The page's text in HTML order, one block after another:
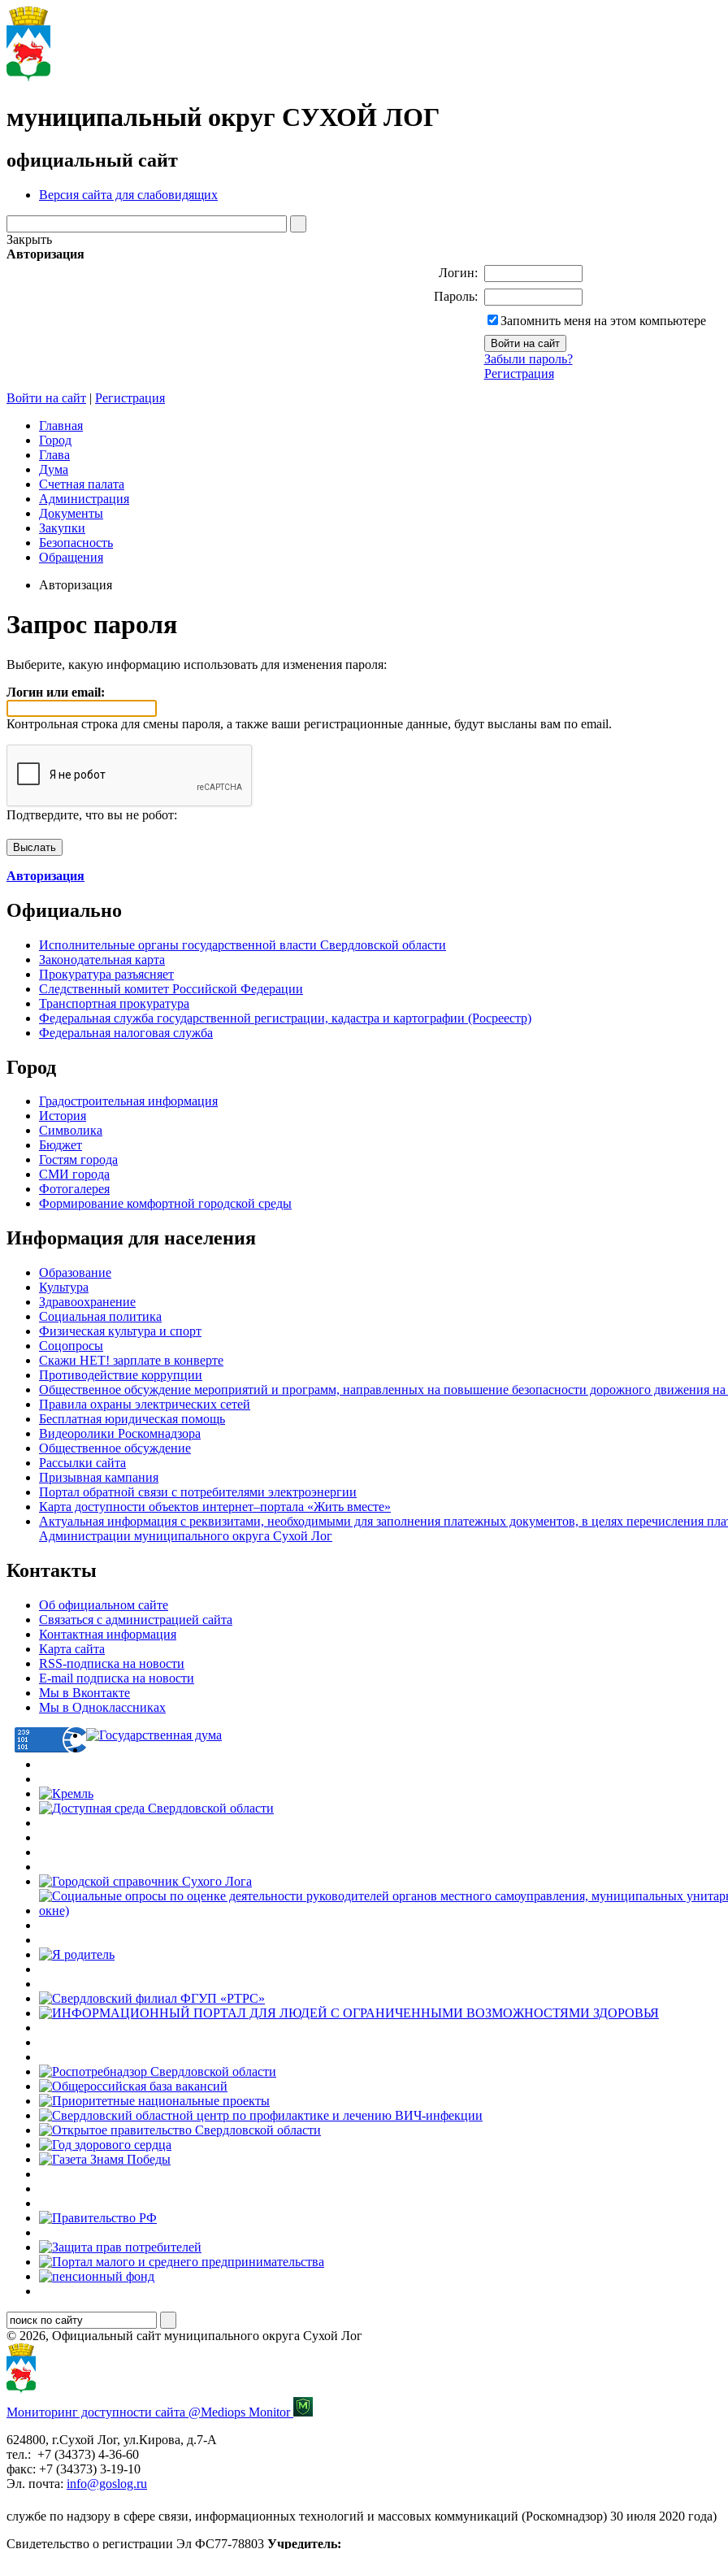
муниципальный округ СУХОЙ ЛОГ
официальный сайт
Версия сайта для слабовидящих
Закрыть
Авторизация
Логин:
Пароль:
Запомнить меня на этом компьютере
Забыли пароль?
Регистрация
Войти на сайт | Регистрация
Главная
Город
Глава
Дума
Счетная палата
Администрация
Документы
Закупки
Безопасность
Обращения
Авторизация
Запрос пароля
Выберите, какую информацию использовать для изменения пароля:
Логин или email:
Контрольная строка для смены пароля, а также ваши регистрационные данные, будут высланы вам по email.
Подтвердите, что вы не робот:
Авторизация
Официально
Исполнительные органы государственной власти Свердловской области
Законодательная карта
Прокуратура разъясняет
Следственный комитет Российской Федерации
Транспортная прокуратура
Федеральная служба государственной регистрации, кадастра и картографии (Росреестр)
Федеральная налоговая служба
Город
Градостроительная информация
История
Символика
Бюджет
Гостям города
СМИ города
Фотогалерея
Формирование комфортной городской среды
Информация для населения
Образование
Культура
Здравоохранение
Социальная политика
Физическая культура и спорт
Соцопросы
Скажи НЕТ! зарплате в конверте
Противодействие коррупции
Общественное обсуждение мероприятий и программ, направленных на повышение безопасности дорожного движения на
Правила охраны электрических сетей
Бесплатная юридическая помощь
Видеоролики Роскомнадзора
Общественное обсуждение
Рассылки сайта
Призывная кампания
Портал обратной связи с потребителями электроэнергии
Карта доступности объектов интернет–портала «Жить вместе»
Актуальная информация с реквизитами, необходимыми для заполнения платежных документов, в целях перечисления
Администрации муниципального округа Сухой Лог
Контакты
Об официальном сайте
Связаться с администрацией сайта
Контактная информация
Карта сайта
RSS-подписка на новости
E-mail подписка на новости
Мы в Вконтакте
Мы в Одноклассниках
© 2026, Официальный сайт муниципального округа Сухой Лог
Мониторинг доступности сайта @Mediops Monitor
624800, г.Сухой Лог, ул.Кирова, д.7-А
тел.: +7 (34373) 4-36-60
факс: +7 (34373) 3-19-10
Эл. почта: info@goslog.ru
службе по надзору в сфере связи, информационных технологий и массовых коммуникаций (Роскомнадзор) 30 июля 2020 года)
Свидетельство о регистрации Эл ФС77-78803 Учредитель: